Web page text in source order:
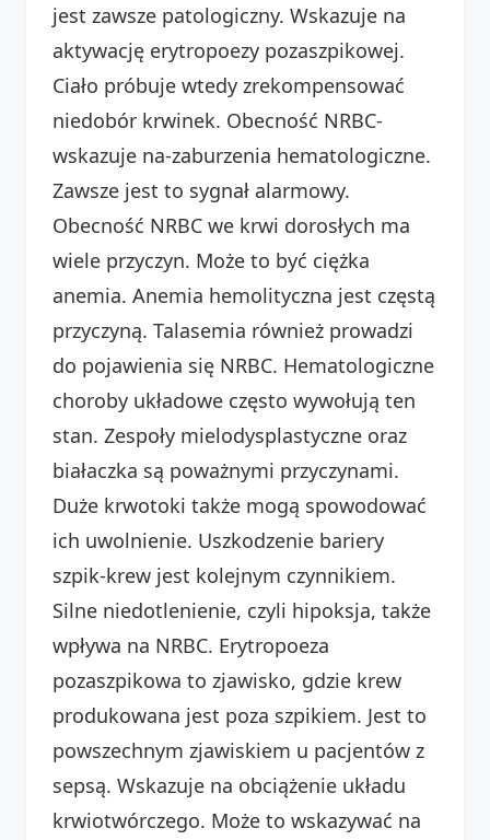
jest zawsze patologiczny. Wskazuje na
aktywację erytropoezy pozaszpikowej.
Ciało próbuje wtedy zrekompensować
niedobór krwinek. Obecność NRBC-
wskazuje na-zaburzenia hematologiczne.
Zawsze jest to sygnał alarmowy.
Obecność NRBC we krwi dorosłych ma
wiele przyczyn. Może to być ciężka
anemia. Anemia hemolityczna jest częstą
przyczyną. Talasemia również prowadzi
do pojawienia się NRBC. Hematologiczne
choroby układowe często wywołują ten
stan. Zespoły mielodysplastyczne oraz
białaczka są poważnymi przyczynami.
Duże krwotoki także mogą spowodować
ich uwolnienie. Uszkodzenie bariery
szpik-krew jest kolejnym czynnikiem.
Silne niedotlenienie, czyli hipoksja, także
wpływa na NRBC. Erytropoeza
pozaszpikowa to zjawisko, gdzie krew
produkowana jest poza szpikiem. Jest to
powszechnym zjawiskiem u pacjentów z
sepsą. Wskazuje na obciążenie układu
krwiotwórczego. Może to wskazywać na